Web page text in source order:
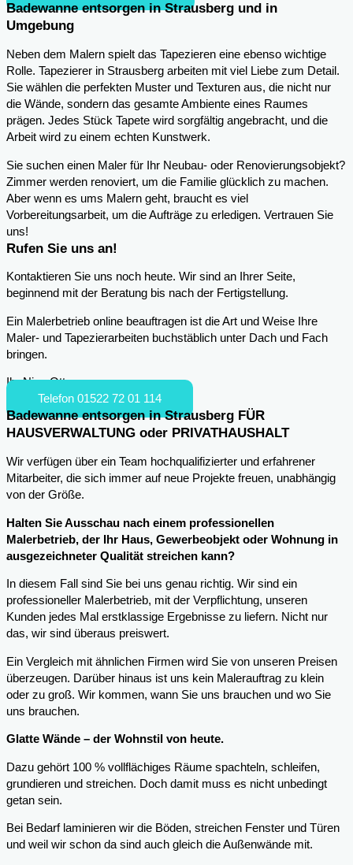
Badewanne entsorgen in Strausberg und in
Umgebung
Neben dem Malern spielt das Tapezieren eine ebenso wichtige
Rolle. Tapezierer in Strausberg arbeiten mit viel Liebe zum Detail.
Sie wählen die perfekten Muster und Texturen aus, die nicht nur
die Wände, sondern das gesamte Ambiente eines Raumes
prägen. Jedes Stück Tapete wird sorgfältig angebracht, und die
Arbeit wird zu einem echten Kunstwerk.
Sie suchen einen Maler für Ihr Neubau- oder Renovierungsobjekt?
Zimmer werden renoviert, um die Familie glücklich zu machen.
Aber wenn es ums Malern geht, braucht es viel
Vorbereitungsarbeit, um die Aufträge zu erledigen. Vertrauen Sie
uns!
Rufen Sie uns an!
Kontaktieren Sie uns noch heute. Wir sind an Ihrer Seite,
beginnend mit der Beratung bis nach der Fertigstellung.
Ein Malerbetrieb online beauftragen ist die Art und Weise Ihre
Maler- und Tapezierarbeiten buchstäblich unter Dach und Fach
bringen.
Ihr Nico Otto
Telefon 01522 72 01 114
Badewanne entsorgen in Strausberg FÜR
HAUSVERWALTUNG oder PRIVATHAUSHALT
Wir verfügen über ein Team hochqualifizierter und erfahrener
Mitarbeiter, die sich immer auf neue Projekte freuen, unabhängig
von der Größe.
Halten Sie Ausschau nach einem professionellen
Malerbetrieb, der Ihr Haus, Gewerbeobjekt oder Wohnung in
ausgezeichneter Qualität streichen kann?
In diesem Fall sind Sie bei uns genau richtig. Wir sind ein
professioneller Malerbetrieb, mit der Verpflichtung, unseren
Kunden jedes Mal erstklassige Ergebnisse zu liefern. Nicht nur
das, wir sind überaus preiswert.
Ein Vergleich mit ähnlichen Firmen wird Sie von unseren Preisen
überzeugen. Darüber hinaus ist uns kein Malerauftrag zu klein
oder zu groß. Wir kommen, wann Sie uns brauchen und wo Sie
uns brauchen.
Glatte Wände – der Wohnstil von heute.
Dazu gehört 100 % vollflächiges Räume spachteln, schleifen,
grundieren und streichen. Doch damit muss es nicht unbedingt
getan sein.
Bei Bedarf laminieren wir die Böden, streichen Fenster und Türen
und weil wir schon da sind auch gleich die Außenwände mit.